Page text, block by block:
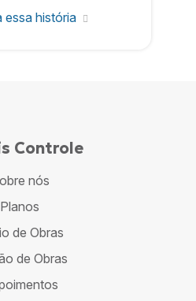
essa história
Controle
nós
Planos
de Obras
de Obras